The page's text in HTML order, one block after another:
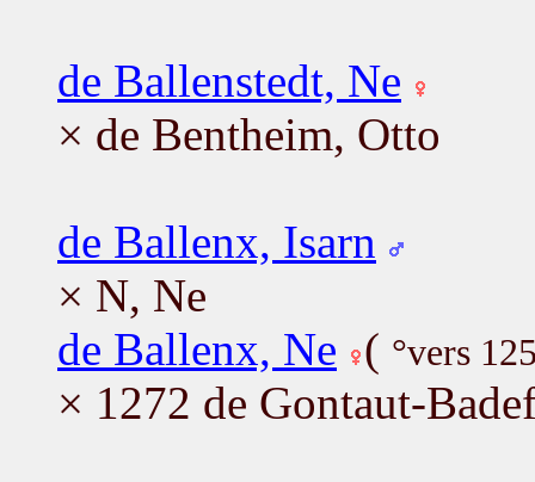
de Ballenstedt, Ne
× de Bentheim, Otto
de Ballenx, Isarn
× N, Ne
de Ballenx, Ne ( °vers
× 1272 de Gontaut-